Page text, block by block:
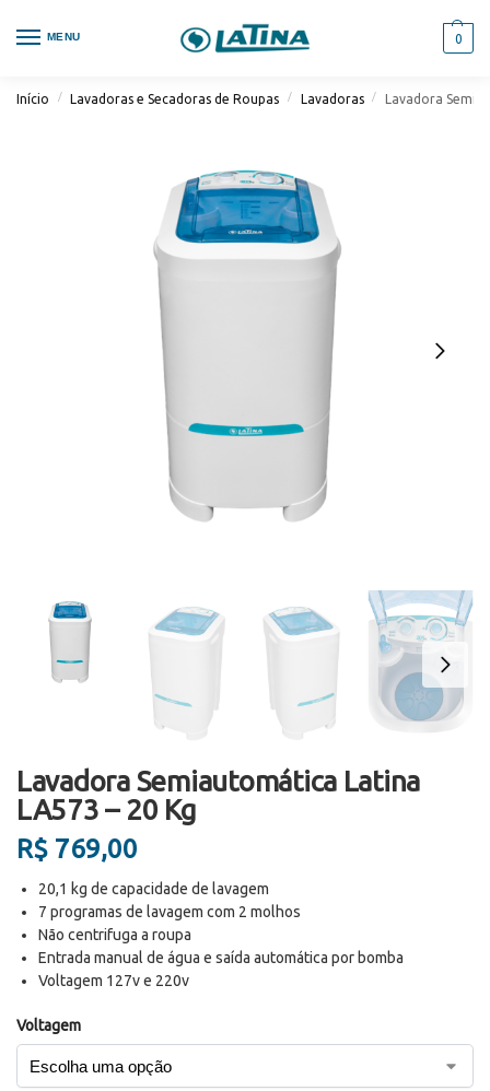
MENU 0
Início / Lavadoras e Secadoras de Roupas / Lavadoras / Lavadora
Lavadora Semiautomática Latina
LA573 – 20 Kg
R$ 769,00
20,1 kg de capacidade de lavagem
7 programas de lavagem com 2 molhos
Não centrifuga a roupa
Entrada manual de água e saída automática por bomba
Voltagem 127v e 220v
Voltagem